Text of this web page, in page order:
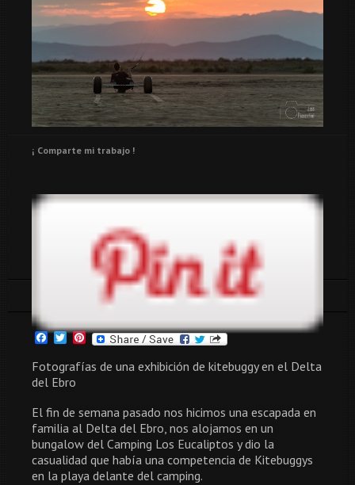
¡ Comparte mi trabajo !
españa kitebuggy
Facebook
TwitterPinterest
Fotografías de una exhibición de kitebuggy en el Delta
del Ebro
El fin de semana pasado nos hicimos una escapada en
familia al Delta del Ebro, nos alojamos en un
bungalow del Camping Los Eucaliptos y dio la
casualidad que había una competencia de Kitebuggys
en la playa delante del camping.